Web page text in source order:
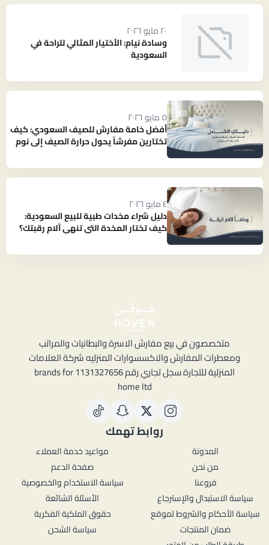
٢٠ مايو ٢٠٢٦
وسادة نيام: الأختيار المثالي للراحة في
السعودية
٥ مايو ٢٠٢٦
أفضل خامة مفارش للصيف السعودي: كيف
تختارين مفرشاً يحول حرارة الصيف إلى نوم
٤ مايو ٢٠٢٦
دليل شراء مخدات طبية للبيع السعودية:
كيف تختار المخدة التي تنهي آلام رقبتك؟
متخصصون في بيع مفارش الاسرة والبطانيات والمراتب
ومعطرات المفارش والاكسسوارات المنزليه شركة العلامات
المنزلية للتجارة سجل تجاري رقم 1131327656 brands for
home ltd
روابط تهمك
المدونة
من نحن
فروعنا
سياسة الاستبدال والإسترجاع
سياسة الأحكام والشروط لموقع
ضمان المنتجات
مواعيد خدمة العملاء
صفحة الدعم
سياسة الاستخدام والخصوصية
الأسئلة الشائعة
حقوق الملكية الفكرية
سياسة الشحن